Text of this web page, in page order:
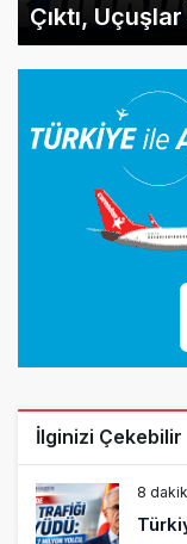
Çıktı,
İlginizi Çekebilir
8